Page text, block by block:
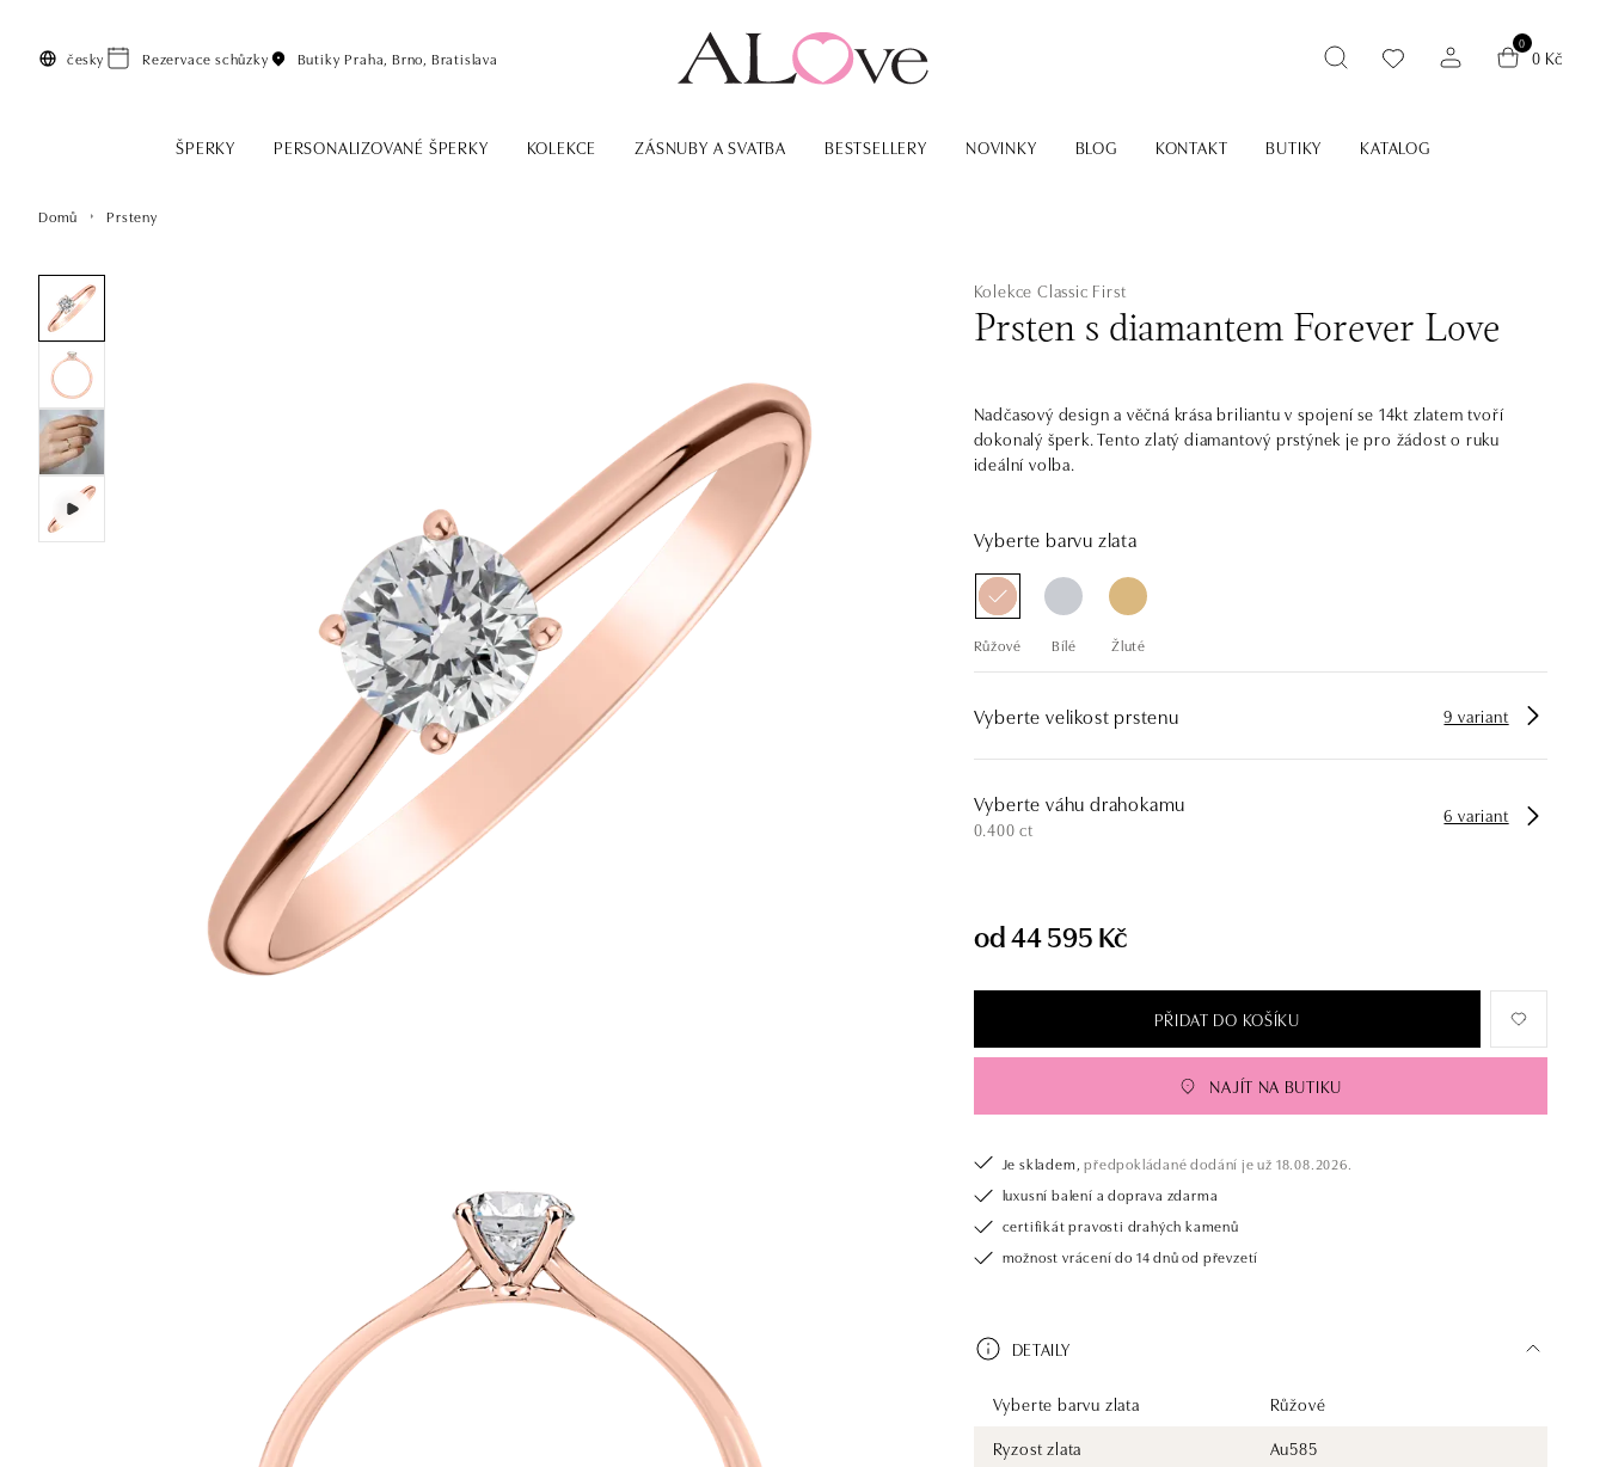
česky Rezervace schůzky Butiky Praha, Brno, Bratislava
0
0 Kč
ŠPERKY PERSONALIZOVANÉ ŠPERKY KOLEKCE ZÁSNUBY A SVATBA BESTSELLERY NOVINKY BLOG KONTAKT BUTIKY KATALOG
Domů Prsteny
Kolekce Classic First
Prsten s diamantem Forever Love
Nadčasový design a věčná krása briliantu v spojení se 14kt zlatem tvoří
dokonalý šperk. Tento zlatý diamantový prstýnek je pro žádost o ruku
ideální volba.
Vyberte barvu zlata
Růžové Bílé Žluté
Vyberte velikost prstenu 9 variant
Vyberte váhu drahokamu
0.400 ct
6 variant
od 44 595 Kč
PŘIDAT DO KOŠÍKU
NAJÍT NA BUTIKU
Je skladem, předpokládané dodání je už 18.08.2026.
luxusní balení a doprava zdarma
certifikát pravosti drahých kamenů
možnost vrácení do 14 dnů od převzetí
DETAILY
Vyberte barvu zlata
Růžové
Ryzost zlata
Au585